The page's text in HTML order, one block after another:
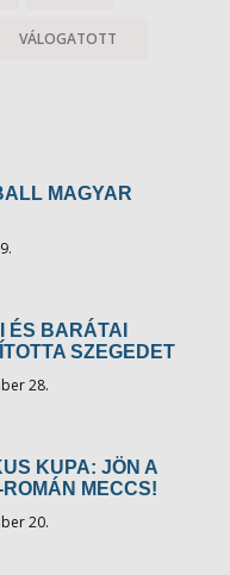
VÁLOGATOTT
MAGYAR
ÉS BARÁTAI
SZEGEDET
28.
KUPA: JÖN A
ROMÁN MECCS!
20.